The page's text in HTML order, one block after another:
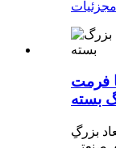
جزئیات
فرمت
بسته
بزرگِ